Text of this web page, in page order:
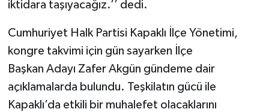
iktidara taşıyacağız.’’ dedi.
Cumhuriyet Halk Partisi Kapaklı İlçe Yönetimi,
kongre takvimi için gün sayarken İlçe
Başkan Adayı Zafer Akgün gündeme dair
açıklamalarda bulundu. Teşkilatın gücü ile
Kapaklı’da etkili bir muhalefet olacaklarını